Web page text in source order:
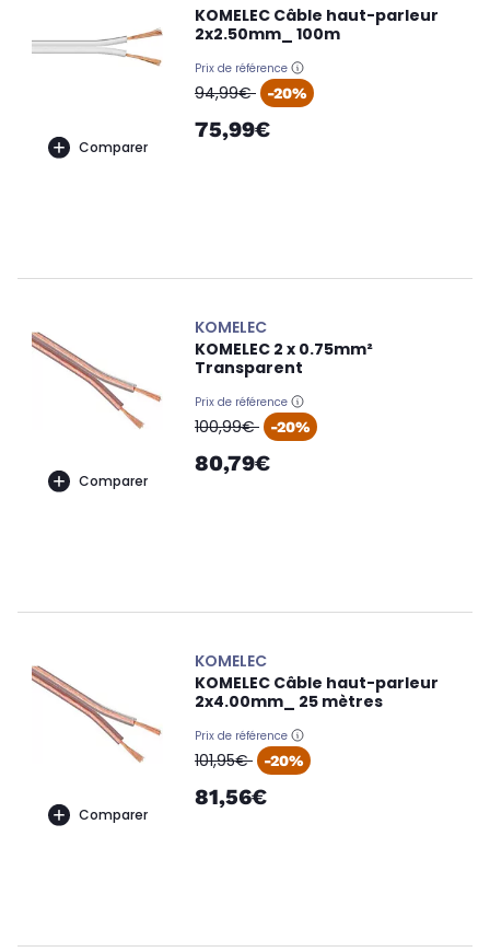
Comparer
KOMELEC Câble haut-parleur
2x2.50mm_ 100m
Prix de référence
oldPrice
94,99€ -20%
75,99€
Comparer
KOMELEC
KOMELEC 2 x 0.75mm²
Transparent
Prix de référence
oldPrice
100,99€ -20%
80,79€
Comparer
KOMELEC
KOMELEC Câble haut-parleur
2x4.00mm_ 25 mètres
Prix de référence
oldPrice
101,95€ -20%
81,56€